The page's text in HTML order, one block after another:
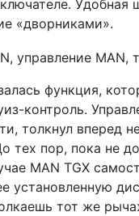
Удобная
«дворниками».
функция,
контроль.
толкнул вперед
тех пор, пока не
MAN TGX
установленную
тот же